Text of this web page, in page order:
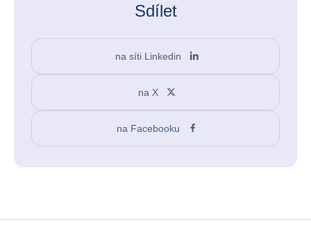
Sdílet
na síti Linkedin
na X
na Facebooku